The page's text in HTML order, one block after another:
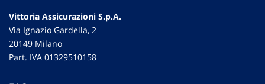
Vittoria Assicurazioni S.p.A.
Via Ignazio Gardella, 2
20149 Milano
Part. IVA 01329510158